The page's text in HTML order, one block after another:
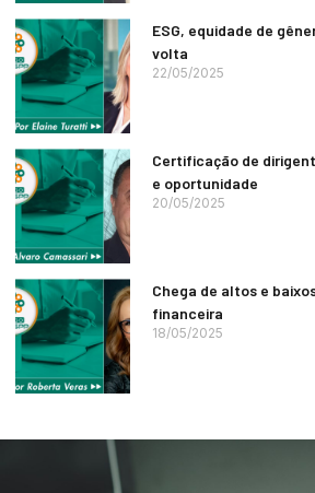
ESG, equidade de
volta
22/05/2025
Certificação de
e oportunidade
20/05/2025
Chega de altos e
financeira
18/05/2025